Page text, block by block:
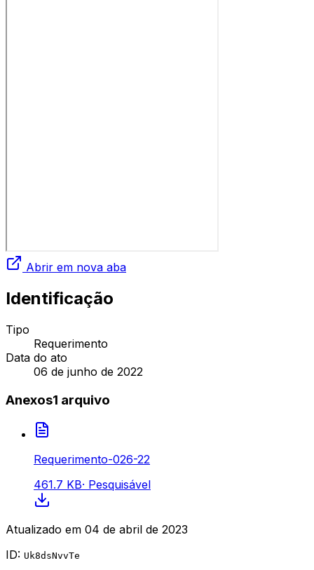
Abrir em nova aba
Identificação
Tipo
Requerimento
Data do ato
06 de junho de 2022
Anexos1 arquivo
Requerimento-026-22
461.7 KB· Pesquisável
Atualizado em 04 de abril de 2023
ID: Uk8dsNvvTe